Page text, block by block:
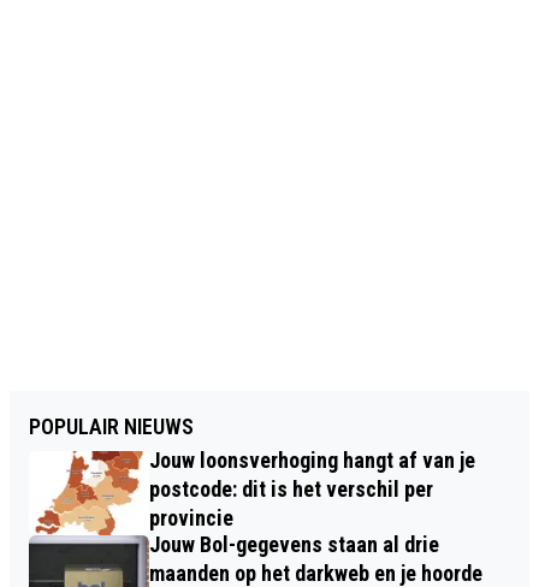
POPULAIR NIEUWS
Jouw loonsverhoging hangt af van je
postcode: dit is het verschil per
provincie
Jouw Bol-gegevens staan al drie
maanden op het darkweb en je hoorde